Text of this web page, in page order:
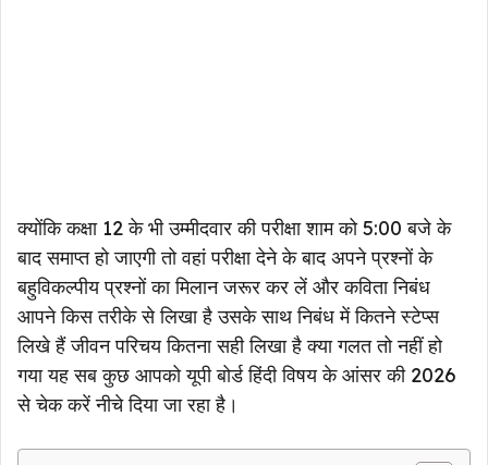
क्योंकि कक्षा 12 के भी उम्मीदवार की परीक्षा शाम को 5:00 बजे के
बाद समाप्त हो जाएगी तो वहां परीक्षा देने के बाद अपने प्रश्नों के
बहुविकल्पीय प्रश्नों का मिलान जरूर कर लें और कविता निबंध
आपने किस तरीके से लिखा है उसके साथ निबंध में कितने स्टेप्स
लिखे हैं जीवन परिचय कितना सही लिखा है क्या गलत तो नहीं हो
गया यह सब कुछ आपको यूपी बोर्ड हिंदी विषय के आंसर की 2026
से चेक करें नीचे दिया जा रहा है।